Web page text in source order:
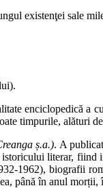
existenţei sale
enciclopedică a
timpurile, alături
ș.a.). A
literar, fiind
1962), biografii
până în anul morții,